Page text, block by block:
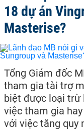
18 dự án
Masterise?
Tổng Giám đốc
tham gia tài trợ
biệt được loại trừ
việc tham gia
với việc tăng quy